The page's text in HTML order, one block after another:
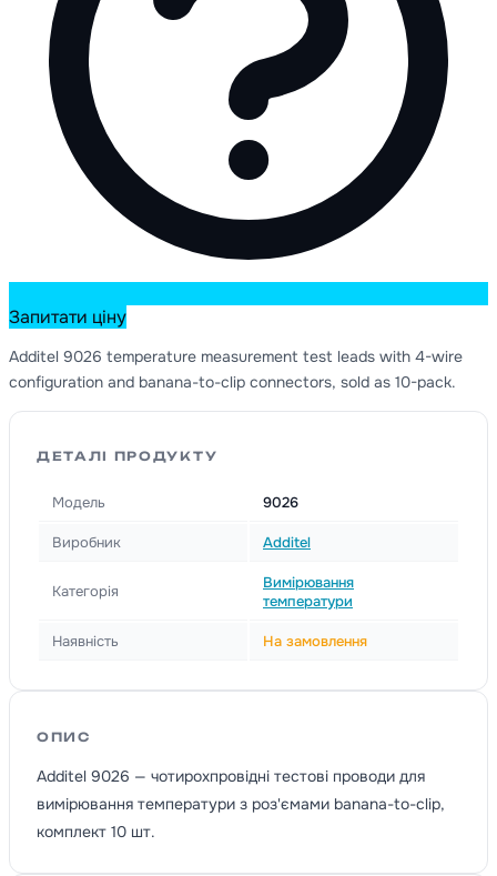
Запитати ціну
Additel 9026 temperature measurement test leads with 4-wire
configuration and banana-to-clip connectors, sold as 10-pack.
ДЕТАЛІ ПРОДУКТУ
Модель 9026
Виробник Additel
Категорія
Вимірювання
температури
Наявність На замовлення
ОПИС
Additel 9026 — чотирохпровідні тестові проводи для
вимірювання температури з роз'ємами banana-to-clip,
комплект 10 шт.